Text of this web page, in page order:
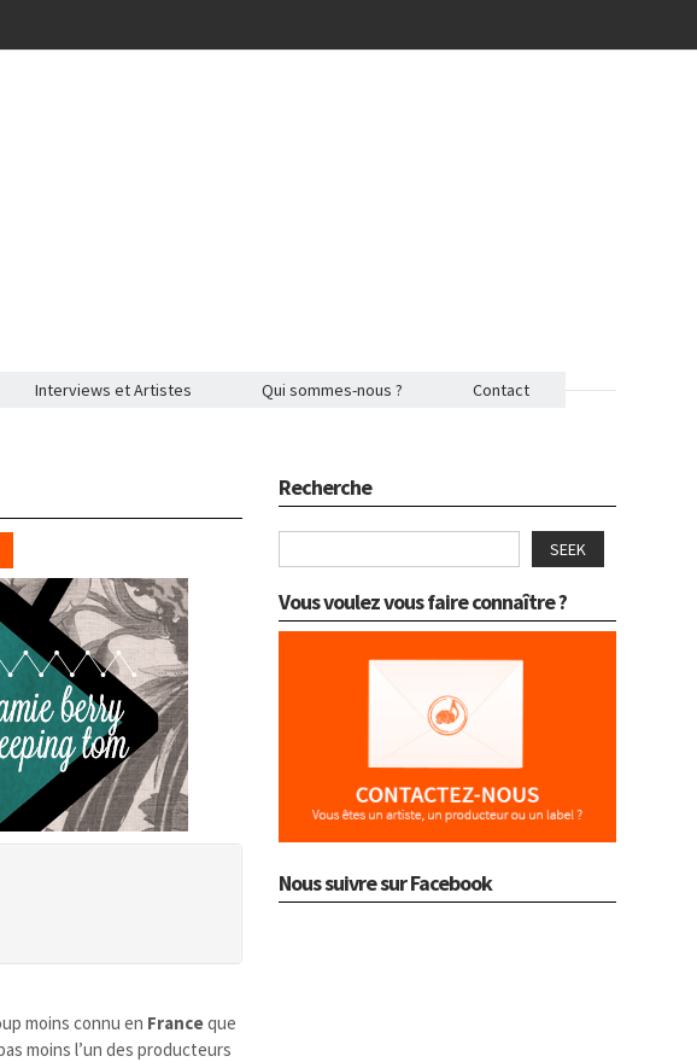
Interviews et Artistes Qui sommes-nous ? Contact
moins connu en Franceque
moins l’un des producteurs
Recherche
SEEK
Vous voulez vous faire connaître ?
Nous suivre sur Facebook